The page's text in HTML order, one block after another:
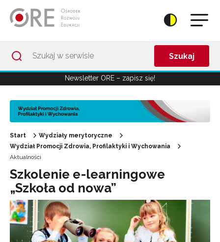
Szukaj
Newsletter ORE – zapisz się!
Start
Wydziały merytoryczne
Wydział Promocji Zdrowia, Profilaktyki i Wychowania
Aktualności
Szkolenie e-learningowe
„Szkoła od nowa”